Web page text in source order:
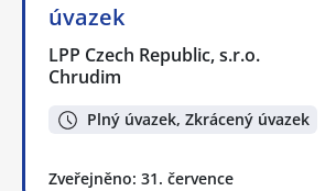
úvazek
LPP Czech Republic, s.r.o.
Chrudim
Plný úvazek, Zkrácený úvazek
Zveřejněno: 31. července